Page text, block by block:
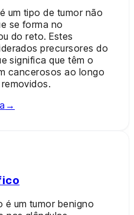
um tipo de tumor não
se forma no
do reto. Estes
precursores do
significa que têm o
cancerosos ao longo
→
um tumor benigno